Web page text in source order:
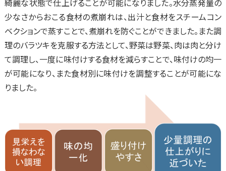
綺麗な状態で仕上げることが可能になりました。水分蒸発量の
少なさからおこる食材の煮崩れは、出汁と食材をスチームコン
ベクションで蒸すことで、煮崩れを防ぐことができました。また調
理のバラツキを克服する方法として、野菜は野菜、肉は肉と分け
て調理し、一度に味付けする食材を減らすことで、味付けの均一
が可能になり、また食材別に味付けを調整することが可能にな
りました。